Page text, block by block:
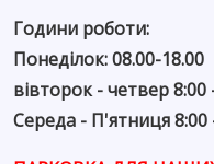
Години роботи:
Понеділок: 08.00-18.00
вівторок - четвер 8:00
Середа - П'ятниця 8:00